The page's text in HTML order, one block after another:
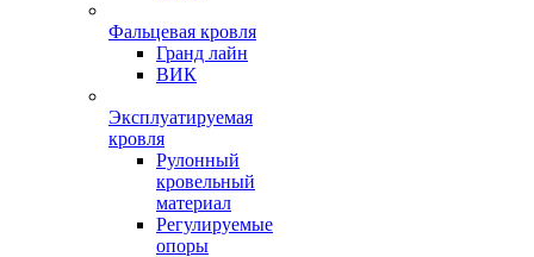
Фальцевая кровля
Гранд лайн
ВИК
Эксплуатируемая
кровля
Рулонный
кровельный
материал
Регулируемые
опоры